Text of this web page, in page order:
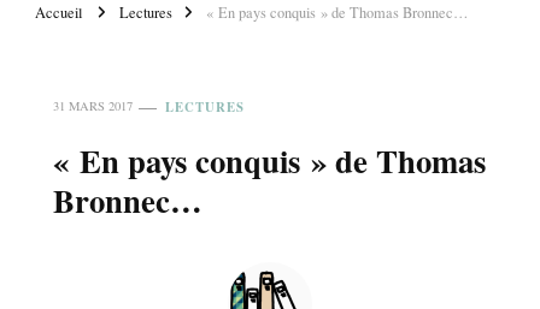
Accueil Lectures « En pays conquis » de Thomas Bronnec…
31 MARS 2017 LECTURES
« En pays conquis » de Thomas
Bronnec…